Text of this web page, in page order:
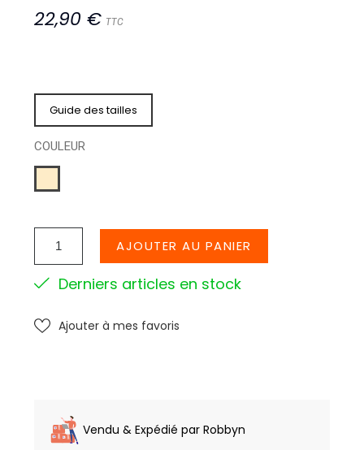
22,90 € TTC
Guide des tailles
COULEUR
AJOUTER AU PANIER
Derniers articles en stock
Ajouter à mes favoris
Vendu & Expédié par Robbyn